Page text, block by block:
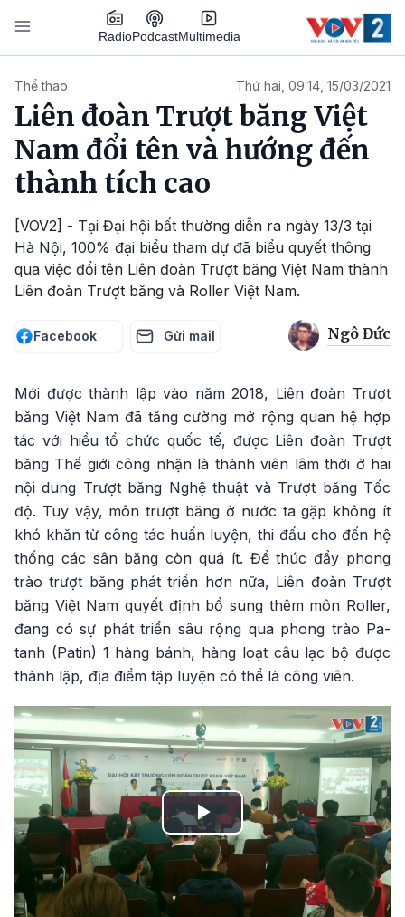
Nhảy đến nội dung
RadioPodcastMultimedia
Thể thao Thứ hai, 09:14, 15/03/2021
Liên đoàn Trượt băng Việt
Nam đổi tên và hướng đến
thành tích cao
[VOV2] - Tại Đại hội bất thường diễn ra ngày 13/3 tại
Hà Nội, 100% đại biểu tham dự đã biểu quyết thông
qua việc đổi tên Liên đoàn Trượt băng Việt Nam thành
Liên đoàn Trượt băng và Roller Việt Nam.
Facebook Gửi mail Ngô Đức
Mới được thành lập vào năm 2018, Liên đoàn Trượt
băng Việt Nam đã tăng cường mở rộng quan hệ hợp
tác với hiều tổ chức quốc tế, được Liên đoàn Trượt
băng Thế giới công nhận là thành viên lâm thời ở hai
nội dung Trượt băng Nghệ thuật và Trượt băng Tốc
độ. Tuy vậy, môn trượt băng ở nước ta gặp không ít
khó khăn từ công tác huấn luyện, thi đấu cho đến hệ
thống các sân băng còn quá ít. Để thúc đẩy phong
trào trượt băng phát triển hơn nữa, Liên đoàn Trượt
băng Việt Nam quyết định bổ sung thêm môn Roller,
đang có sự phát triển sâu rộng qua phong trào Pa-
tanh (Patin) 1 hàng bánh, hàng loạt câu lạc bộ được
thành lập, địa điểm tập luyện có thể là công viên.
Play
Video